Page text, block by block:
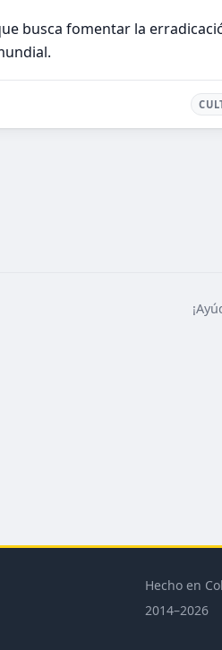
busca fomentar la
Hecho en
2014–2026